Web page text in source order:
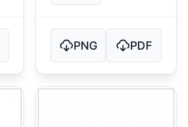
PNG PDF